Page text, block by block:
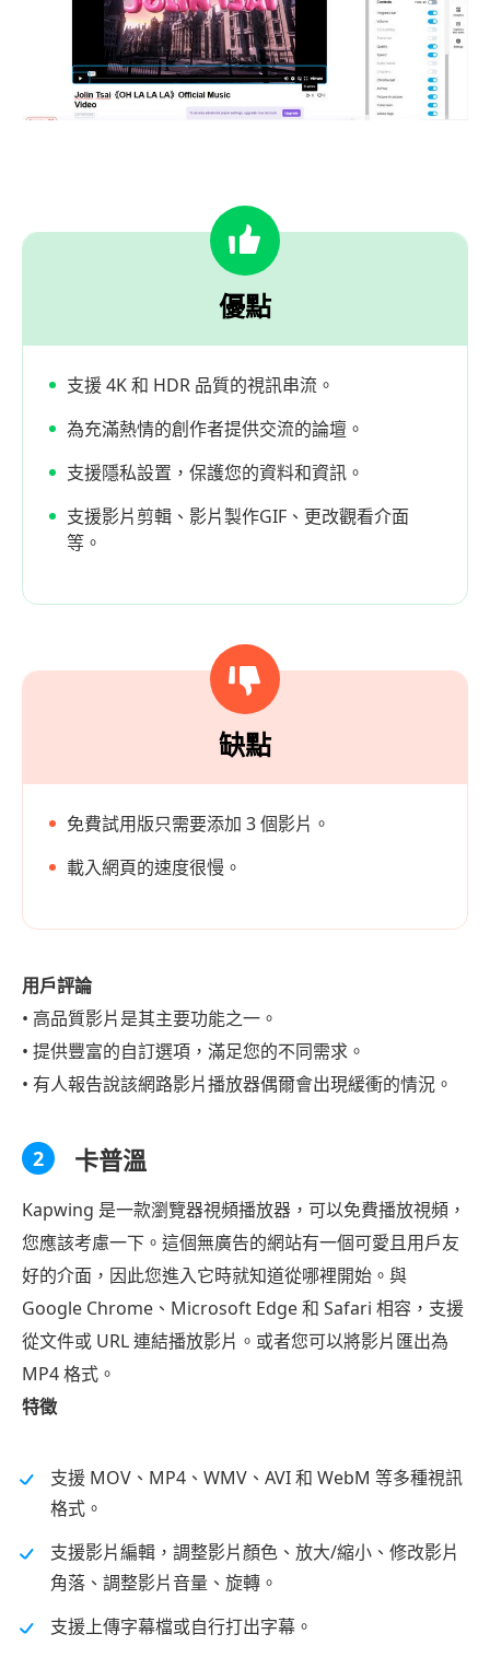
優點
支援 4K 和 HDR 品質的視訊串流。
為充滿熱情的創作者提供交流的論壇。
支援隱私設置，保護您的資料和資訊。
支援影片剪輯、影片製作GIF、更改觀看介面
等。
缺點
免費試用版只需要添加 3 個影片。
載入網頁的速度很慢。
用戶評論
• 高品質影片是其主要功能之一。
• 提供豐富的自訂選項，滿足您的不同需求。
• 有人報告說該網路影片播放器偶爾會出現緩衝的情況。
2 卡普溫
Kapwing 是一款瀏覽器視頻播放器，可以免費播放視頻，
您應該考慮一下。這個無廣告的網站有一個可愛且用戶友
好的介面，因此您進入它時就知道從哪裡開始。與
Google Chrome、Microsoft Edge 和 Safari 相容，支援
從文件或 URL 連結播放影片。或者您可以將影片匯出為
MP4 格式。
特徵
支援 MOV、MP4、WMV、AVI 和 WebM 等多種視訊
格式。
支援影片編輯，調整影片顏色、放大/縮小、修改影片
角落、調整影片音量、旋轉。
支援上傳字幕檔或自行打出字幕。